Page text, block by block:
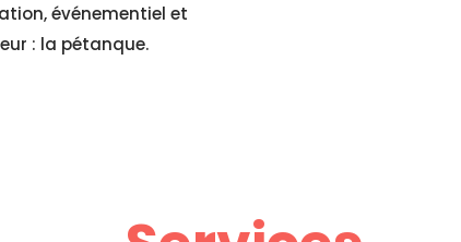
événementiel et
: la pétanque.